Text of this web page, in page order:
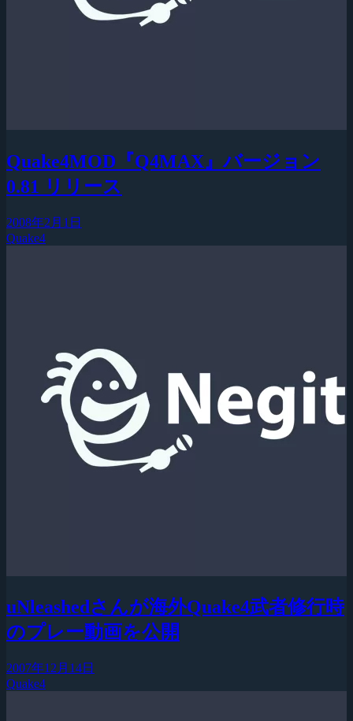
Quake4MOD『Q4MAX』バージョン
0.81 リリース
2008年2月1日
Quake4
uNleashedさんが海外Quake4武者修行時
のプレー動画を公開
2007年12月14日
Quake4